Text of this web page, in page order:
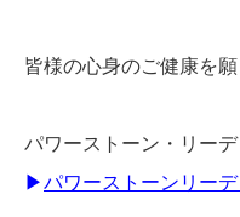
皆様の心身のご健康を
パワーストーン・リー
▶パワーストーンリー